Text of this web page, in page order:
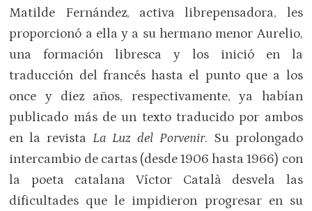
Matilde Fernández, activa librepensadora, les
proporcionó a ella y a su hermano menor Aurelio,
una formación libresca y los inició en la
traducción del francés hasta el punto que a los
once y diez años, respectivamente, ya habían
publicado más de un texto traducido por ambos
en la revista La Luz del Porvenir. Su prolongado
intercambio de cartas (desde 1906 hasta 1966) con
la poeta catalana Víctor Català desvela las
dificultades que le impidieron progresar en su